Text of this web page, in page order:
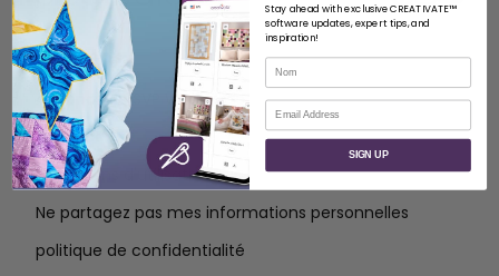
À PROPOS
À propos de SVP Worldwide
Contact
Conditions d'utilisation
Ne partagez pas mes informations personnelles
politique de confidentialité
Stay ahead with exclusive CREATIVATE™
software updates, expert tips, and
inspiration!
Nom
Courriel
SIGN UP